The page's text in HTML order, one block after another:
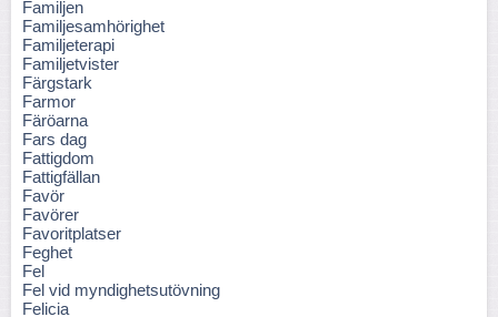
Familjen
Familjesamhörighet
Familjeterapi
Familjetvister
Färgstark
Farmor
Färöarna
Fars dag
Fattigdom
Fattigfällan
Favör
Favörer
Favoritplatser
Feghet
Fel
Fel vid myndighetsutövning
Felicia